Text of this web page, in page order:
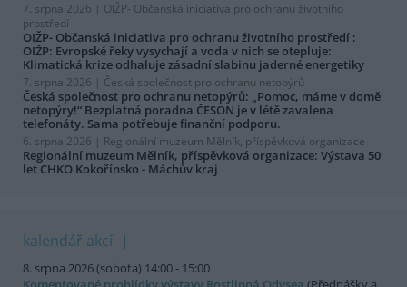
7. srpna 2026 | OIŽP- Občanská iniciativa pro ochranu životního
prostředí
OIŽP- Občanská iniciativa pro ochranu životního prostředí :
OIŽP: Evropské řeky vysychají a voda v nich se otepluje:
Klimatická krize odhaluje zásadní slabinu jaderné energetiky
7. srpna 2026 | Česká společnost pro ochranu netopýrů
Česká společnost pro ochranu netopýrů: „Pomoc, máme v domě
netopýry!“ Bezplatná poradna ČESON je v létě zavalena
telefonáty. Sama potřebuje finanční podporu.
6. srpna 2026 | Regionální muzeum Mělník, příspěvková organizace
Regionální muzeum Mělník, příspěvková organizace: Výstava 50
let CHKO Kokořínsko - Máchův kraj
kalendář akcí
8. srpna 2026 (sobota) 14:00 - 15:00